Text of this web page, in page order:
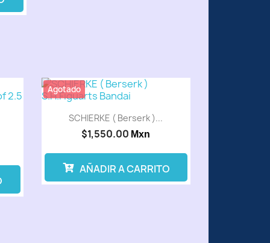
SCHIERKE ( Berserk )...
$1,550.00 Mxn
Agotado
AÑADIR A CARRITO